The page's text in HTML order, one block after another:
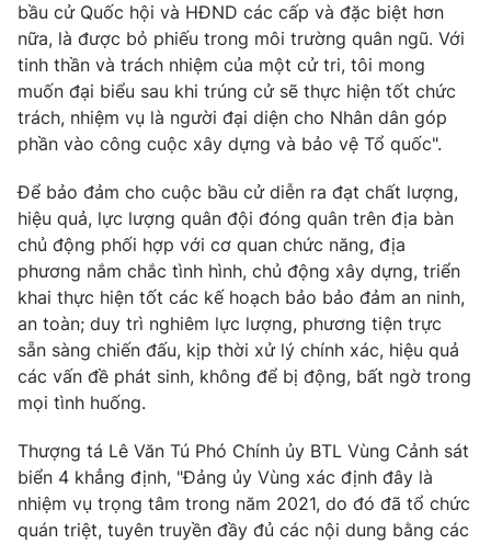
bầu cử Quốc hội và HĐND các cấp và đặc biệt hơn
nữa, là được bỏ phiếu trong môi trường quân ngũ. Với
tinh thần và trách nhiệm của một cử tri, tôi mong
muốn đại biểu sau khi trúng cử sẽ thực hiện tốt chức
trách, nhiệm vụ là người đại diện cho Nhân dân góp
phần vào công cuộc xây dựng và bảo vệ Tổ quốc".
Để bảo đảm cho cuộc bầu cử diễn ra đạt chất lượng,
hiệu quả, lực lượng quân đội đóng quân trên địa bàn
chủ động phối hợp với cơ quan chức năng, địa
phương nắm chắc tình hình, chủ động xây dựng, triển
khai thực hiện tốt các kế hoạch bảo bảo đảm an ninh,
an toàn; duy trì nghiêm lực lượng, phương tiện trực
sẵn sàng chiến đấu, kịp thời xử lý chính xác, hiệu quả
các vấn đề phát sinh, không để bị động, bất ngờ trong
mọi tình huống.
Thượng tá Lê Văn Tú Phó Chính ủy BTL Vùng Cảnh sát
biển 4 khẳng định, "Đảng ủy Vùng xác định đây là
nhiệm vụ trọng tâm trong năm 2021, do đó đã tổ chức
quán triệt, tuyên truyền đầy đủ các nội dung bằng các